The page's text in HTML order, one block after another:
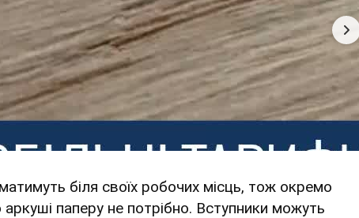
біля своїх робочих місць, тож окремо
паперу не потрібно. Вступники можуть